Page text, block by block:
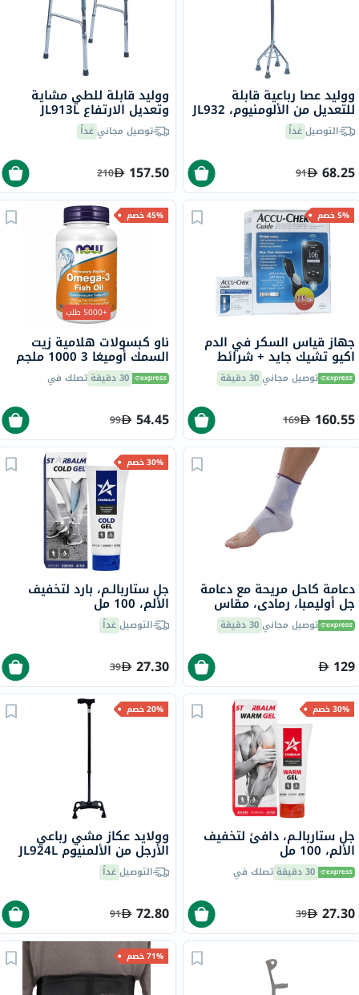
ووليد عصا رباعية قابلة
للتعديل من الألومنيوم، JL932
التوصيلغداً
68.25
91
ووليد قابلة للطي مشاية
وتعديل الارتفاع JL913L
توصيل مجانيغداً
157.50
210
5% خصم
جهاز قياس السكر في الدم
اكيو تشيك جايد + شرائط
اختبار السكر في الدم - 50
شريحةتوصيل مجاني30 دقيقة
160.55
169
45% خصم
+5000 طلب
ناو كبسولات هلامية زيت
السمك أوميغا 3 1000 ملجم
180 EPA / 120 DHA حزمة من
100 30 دقيقة تصلك في
54.45
99
دعامة كاحل مريحة مع دعامة
جل أوليمبا، رمادي، مقاس
صغير، OFS-911توصيل مجاني30 دقيقة
129
30% خصم
جل ستاربالـم، بارد لتخفيف
الألم، 100 مل
التوصيلغداً
27.30
39
30% خصم
جل ستاربالـم، دافئ لتخفيف
الألم، 100 مل
30 دقيقة تصلك في
27.30
39
20% خصم
وولايد عكاز مشي رباعي
الأرجل من الألمنيوم JL924L
التوصيلغداً
72.80
91
71% خصم